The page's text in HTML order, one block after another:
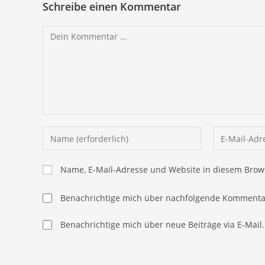
Schreibe einen Kommentar
Kommentar
Gib
deinen
Namen
oder
Benutzernamen
Kommentieren
Gib
deine
Adresse
Name, E-Mail-Adresse und Website in diesem
Benachrichtige mich über nachfolgende
Benachrichtige mich über neue Beiträge via E-Mail.